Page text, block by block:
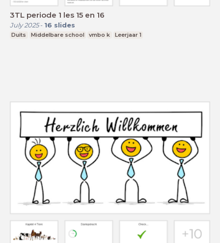
3TL periode 1 les 15 en 16
July 2025- 16 slides
Duits Middelbare school vmbo k Leerjaar 1